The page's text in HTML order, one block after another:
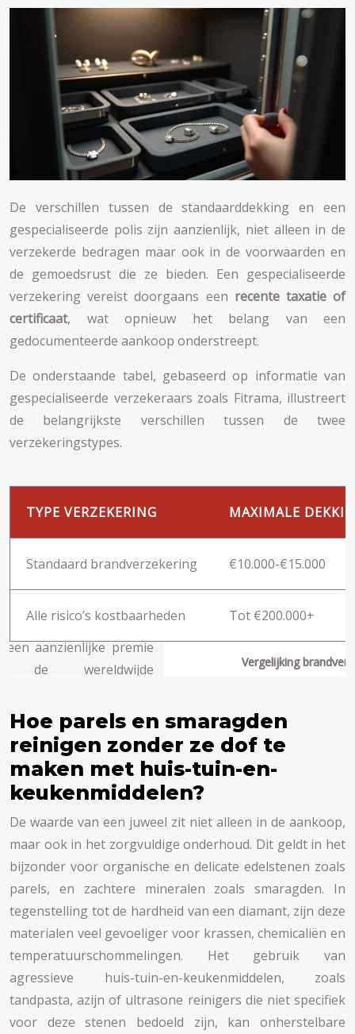
De verschillen tussen de standaarddekking en een
gespecialiseerde polis zijn aanzienlijk, niet alleen in de
verzekerde bedragen maar ook in de voorwaarden en
de gemoedsrust die ze bieden. Een gespecialiseerde
verzekering vereist doorgaans een recente taxatie of
certificaat, wat opnieuw het belang van een
gedocumenteerde aankoop onderstreept.
De onderstaande tabel, gebaseerd op informatie van
gespecialiseerde verzekeraars zoals Fitrama, illustreert
de belangrijkste verschillen tussen de twee
verzekeringstypes.
Vergelijking
TYPE VERZEKERING MAXIMALE
Standaard brandverzekering €10.000-€15.000
Alle risico’s kostbaarheden Tot €200.000+
Hoe parels en smaragden
reinigen zonder ze dof te
maken met huis-tuin-en-
keukenmiddelen?
De waarde van een juweel zit niet alleen in de aankoop,
maar ook in het zorgvuldige onderhoud. Dit geldt in het
bijzonder voor organische en delicate edelstenen zoals
parels, en zachtere mineralen zoals smaragden. In
tegenstelling tot de hardheid van een diamant, zijn deze
materialen veel gevoeliger voor krassen, chemicaliën en
temperatuurschommelingen. Het gebruik van
agressieve huis-tuin-en-keukenmiddelen, zoals
tandpasta, azijn of ultrasone reinigers die niet specifiek
voor deze stenen bedoeld zijn, kan onherstelbare